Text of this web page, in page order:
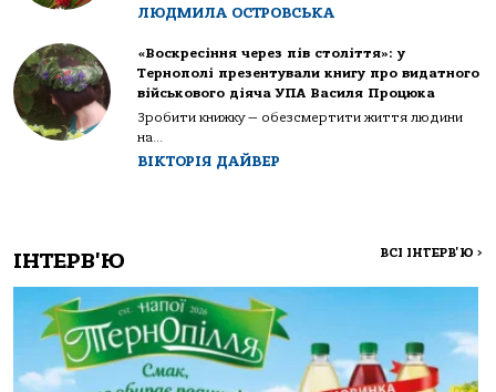
ЛЮДМИЛА ОСТРОВСЬКА
«Воскресіння через пів століття»: у
Тернополі презентували книгу про видатного
військового діяча УПА Василя Процюка
Зробити книжку — обезсмертити життя людини
на...
ВІКТОРІЯ ДАЙВЕР
ІНТЕРВ'Ю ВСІ ІНТЕРВ'Ю >